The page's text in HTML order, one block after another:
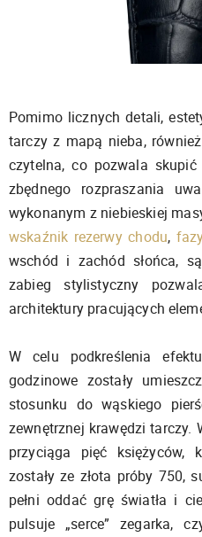
Pomimo licznych detali,
tarczy z mapą nieba,
czytelna, co pozwala
zbędnego rozpraszania
wykonanym z niebieskiej
wskaźnik rezerwy chodu,
wschód i zachód słońca,
zabieg stylistyczny
architektury pracujących
W celu podkreślenia
godzinowe zostały
stosunku do wąskiego
zewnętrznej krawędzi tarczy.
przyciąga pięć księżyców,
zostały ze złota próby 750,
pełni oddać grę światła i
pulsuje „serce” zegarka,